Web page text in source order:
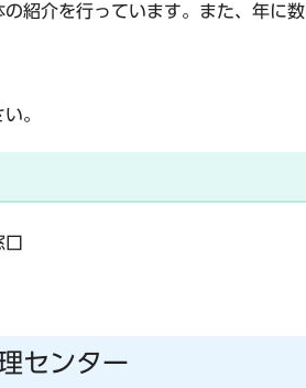
紹介を行っています。また、年に
。
センター